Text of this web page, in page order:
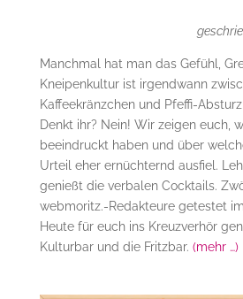
Manchmal hat man das Gefühl,
Kneipenkultur ist irgendwann
Kaffeekränzchen und Pfeffi-
Denkt ihr? Nein! Wir zeigen euch,
beeindruckt haben und über
Urteil eher ernüchternd ausfiel.
genießt die verbalen Cocktails.
webmoritz.-Redakteure getestet im
Heute für euch ins Kreuzverhör
Kulturbar und die Fritzbar. (mehr …)